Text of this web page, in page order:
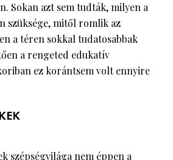
Sokan azt sem tudták, milyen a
szüksége, mitől romlik az
a téren sokkal tudatosabbak
a rengeted edukatív
ez korántsem volt ennyire
szépségviláganem éppen a